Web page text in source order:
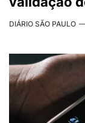
DIÁRIO SÃO PAULO